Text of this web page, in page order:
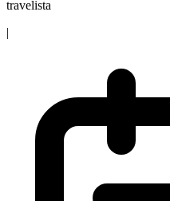
travelista
|